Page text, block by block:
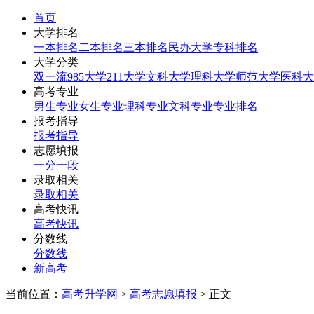
首页
大学排名
一本排名 二本排名三本排名 民办大学专科排名
大学分类
双一流985大学211大学文科大学理科大学师范大学医科
高考专业
男生专业女生专业理科专业文科专业专业排名
报考指导
报考指导
志愿填报
一分一段
录取相关
录取相关
高考快讯
高考快讯
分数线
分数线
新高考
当前位置： 高考升学网 > 高考志愿填报 > 正文